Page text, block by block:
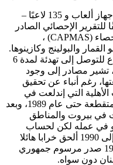
يوجد في افضل كازينو في القاهرة 257 جهاز ألعاب و 135 لاعبًا –
للتقرير الإحصائي الصادر
عن الجهاز المركزي للتعبئة العامة والإحصاء (CAPMAS) ،
والبولينج وكازينوها.
وبينما تتحدث الولايات المتحدة عن مساع للتوصل إلى تهدئة لمدة 6
تشير مصادر إلى وجود
رغم أنباء عن تحقيق
التي إندلعت في
العام 1975 الكازينو على العمل بصورة متقطعة حتى عام 1989، وبعد
في بيروت والمناطق
في عمله لكن لحساب
المليشيات. لكن خلال الفترة من 1989 إلى 1990 ألحق خرابا هائلا
بالكازينو وأوقف العمل به. في العام 1954 صدر مرسوم جمهوري
دون سواه.